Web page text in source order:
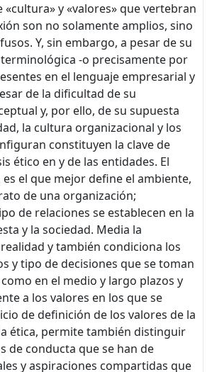
«cultura» y «valores» que vertebran
son no solamente amplios, sino
Y, sin embargo, a pesar de su
-o precisamente por
en el lenguaje empresarial y
de la dificultad de su
y, por ello, de su supuesta
la cultura organizacional y los
constituyen la clave de
ético en y de las entidades. El
el que mejor define el ambiente,
de una organización;
de relaciones se establecen en la
y la sociedad. Media la
y también condiciona los
y tipo de decisiones que se toman
en el medio y largo plazos y
a los valores en los que se
de definición de los valores de la
ética, permite también distinguir
de conducta que se han de
y aspiraciones compartidas que